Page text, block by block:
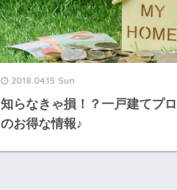
2018.04.15 Sun
知らなきゃ損！？一戸建てプ
のお得な情報♪